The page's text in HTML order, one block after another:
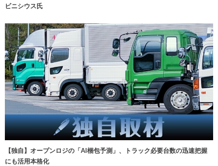
ビニシウス氏
【独自】オープンロジの「AI梱包予測」、トラック必要台数の迅速把握
にも活用本格化